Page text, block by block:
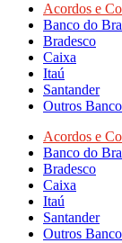
Acordos e
Banco do
Bradesco
Caixa
Itaú
Santander
Outros
Acordos e
Banco do
Bradesco
Caixa
Itaú
Santander
Outros